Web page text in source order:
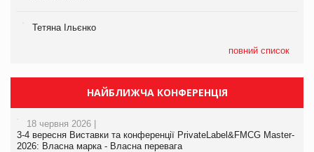
Тетяна Ільєнко
повний список
НАЙБЛИЖЧА КОНФЕРЕНЦІЯ
18 червня 2026 |
3-4 вересня Виставки та конференції PrivateLabel&FMCG Master-
2026: Власна марка - Власна перевага